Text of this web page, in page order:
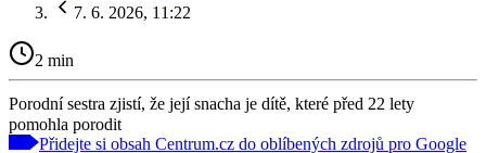
7. 6. 2026, 11:22
2 min
Porodní sestra zjistí, že její snacha je dítě, které před 22 lety
pomohla porodit
Přidejte si obsah Centrum.cz do oblíbených zdrojů pro Google